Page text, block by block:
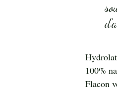
100%
Flacon